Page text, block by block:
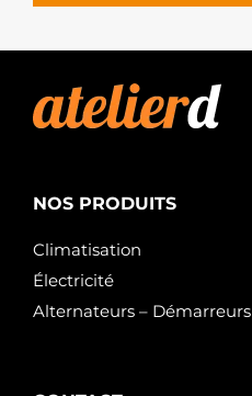
NOS PRODUITS
Climatisation
Électricité
Alternateurs – Démarreurs